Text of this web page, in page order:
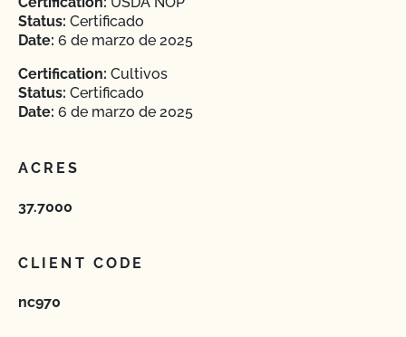
Status: Certificado
Date: 6 de marzo de 2025
Certification: Cultivos
Status: Certificado
Date: 6 de marzo de 2025
ACRES
37.7000
CLIENT CODE
nc970